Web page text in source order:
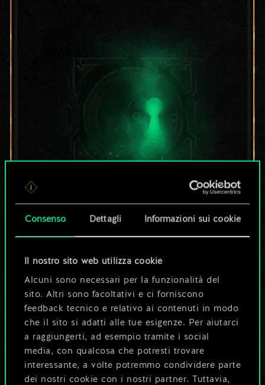
Consenso Dettagli Informazioni sui cookie
Il nostro sito web utilizza cookie
Alcuni sono necessari per la funzionalità del
sito. Altri sono facoltativi e ci forniscono
feedback tecnico e relativo ai contenuti in modo
che il sito si adatti alle tue esigenze. Per aiutarci
a raggiungerti, ad esempio tramite i social
media, con qualcosa che potresti trovare
interessante, a volte potremmo condividere parte
dei nostri cookie con i nostri partner. Tuttavia,
Per ora, è solo un
set di carte
condiviso.
Ma può diventare
molto altro!
Dai un nome al mazzo e crea una
guida